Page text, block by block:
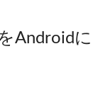
Androidに